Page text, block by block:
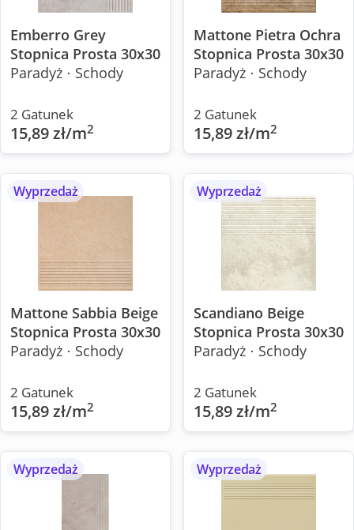
Emberro Grey
Stopnica Prosta 30x30
Paradyż ⋅ Schody
2 Gatunek
15,89 zł/m2
Mattone Pietra Ochra
Stopnica Prosta 30x30
Paradyż ⋅ Schody
2 Gatunek
15,89 zł/m2
Mattone Sabbia Beige
Stopnica Prosta 30x30
Paradyż ⋅ Schody
2 Gatunek
15,89 zł/m2
Wyprzedaż
Scandiano Beige
Stopnica Prosta 30x30
Paradyż ⋅ Schody
2 Gatunek
15,89 zł/m2
Wyprzedaż
Wyprzedaż Wyprzedaż